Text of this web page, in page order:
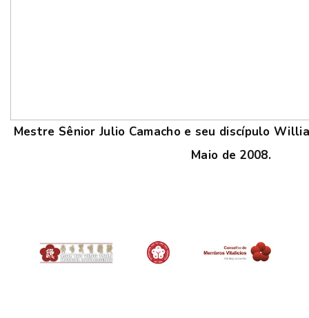
Mestre Sênior Julio Camacho e seu discípulo
Maio de 2008.